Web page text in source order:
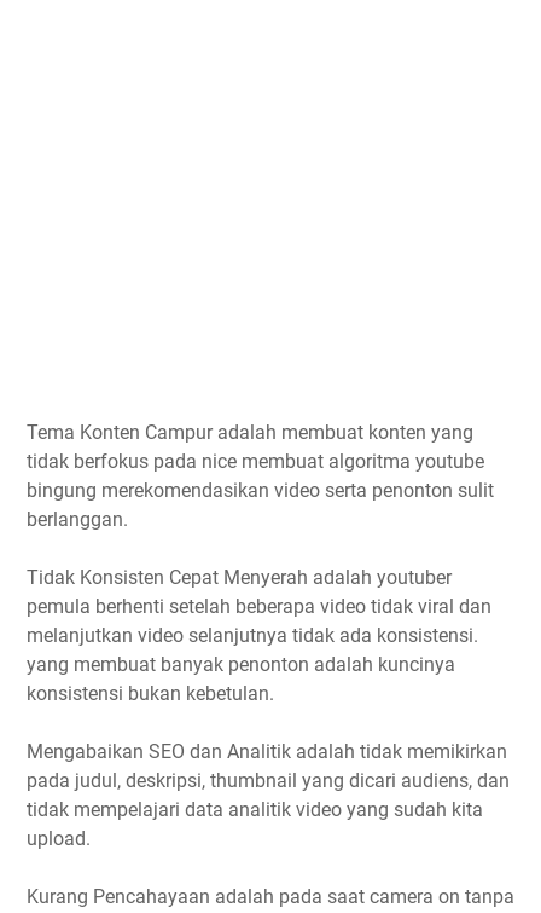
Tema Konten Campur adalah membuat konten yang
tidak berfokus pada nice membuat algoritma youtube
bingung merekomendasikan video serta penonton sulit
berlanggan.
Tidak Konsisten Cepat Menyerah adalah youtuber
pemula berhenti setelah beberapa video tidak viral dan
melanjutkan video selanjutnya tidak ada konsistensi.
yang membuat banyak penonton adalah kuncinya
konsistensi bukan kebetulan.
Mengabaikan SEO dan Analitik adalah tidak memikirkan
pada judul, deskripsi, thumbnail yang dicari audiens, dan
tidak mempelajari data analitik video yang sudah kita
upload.
Kurang Pencahayaan adalah pada saat camera on tanpa